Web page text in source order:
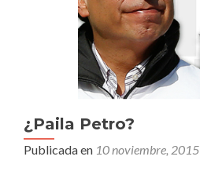
¿Paila Petro?
Publicada en 10 noviembre, 2015